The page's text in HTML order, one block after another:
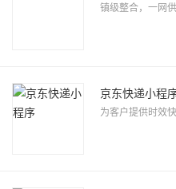
镇级整合，一网供
京东快递小程
为客户提供时效